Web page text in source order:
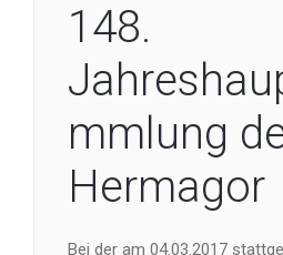
148.
mmlung
Hermagor
Bei der am 04.03.2017